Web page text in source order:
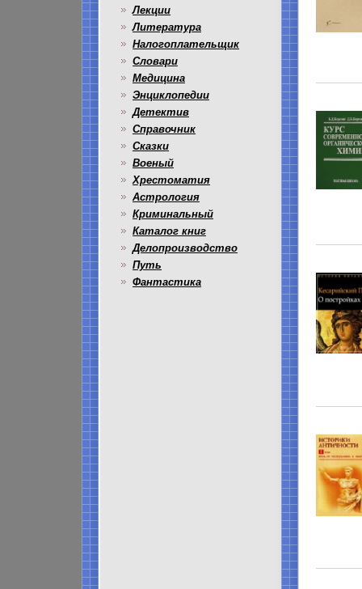
Лекции
Литература
Налогоплательщик
Словари
Медицина
Энциклопедии
Детектив
Справочник
Сказки
Военый
Хрестоматия
Астрология
Криминальный
Каталог книг
Делопроизводство
Путь
Фантастика